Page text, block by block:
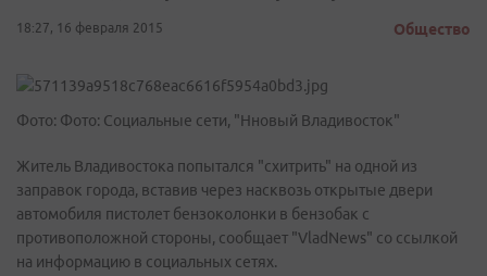
18:27, 16 февраля 2015 Общество
Фото: Фото: Социальные сети, "Нновый Владивосток"
Житель Владивостока попытался "схитрить" на одной из
заправок города, вставив через насквозь открытые двери
автомобиля пистолет бензоколонки в бензобак с
противоположной стороны, сообщает "VladNews" со ссылкой
на информацию в социальных сетях.